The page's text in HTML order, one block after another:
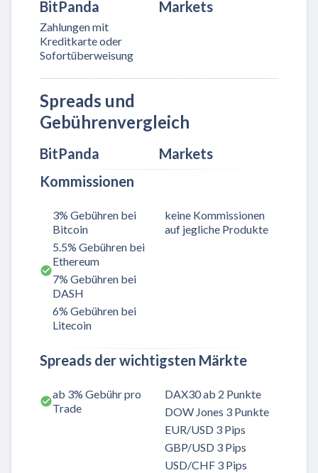
BitPanda Markets
Zahlungen mit
Kreditkarte oder
Sofortüberweisung
Spreads und
Gebührenvergleich
BitPanda
Markets
Kommissionen
3% Gebühren bei
Bitcoin
5.5% Gebühren bei
Ethereum
7% Gebühren bei
DASH
6% Gebühren bei
Litecoin
keine Kommissionen
auf jegliche Produkte
Spreads der wichtigsten Märkte
ab 3% Gebühr pro
Trade
DAX30 ab 2 Punkte
DOW Jones 3 Punkte
EUR/USD 3 Pips
GBP/USD 3 Pips
USD/CHF 3 Pips